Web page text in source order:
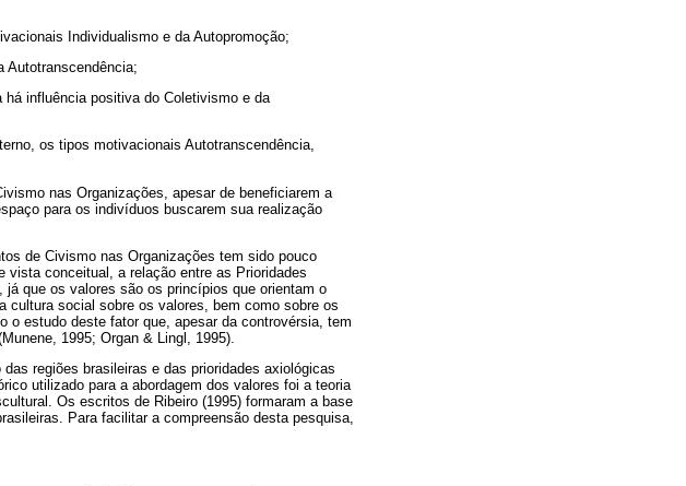
Individualismo e da Autopromoção;
Autotranscendência;
influência positiva do Coletivismo e da
os tipos motivacionais Autotranscendência,
nas Organizações, apesar de beneficiarem a
para os indivíduos buscarem sua realização
de Civismo nas Organizações tem sido pouco
vista conceitual, a relação entre as Prioridades
que os valores são os princípios que orientam o
cultura social sobre os valores, bem como sobre os
o estudo deste fator que, apesar da controvérsia, tem
1995; Organ & Lingl, 1995).
das regiões brasileiras e das prioridades axiológicas
utilizado para a abordagem dos valores foi a teoria
Os escritos de Ribeiro (1995) formaram a base
Para facilitar a compreensão desta pesquisa,